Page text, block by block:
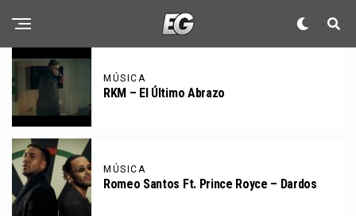
MÚSICA
RKM – El Último Abrazo
MÚSICA
Romeo Santos Ft. Prince Royce – Dardos